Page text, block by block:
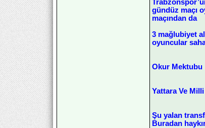
gündüz maçı
maçından da
3 mağlubiyet
oyuncular
Okur Mektubu
Yattara Ve Milli
Şu yalan
Buradan